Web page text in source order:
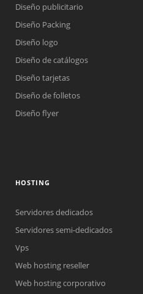
Diseño publicitario
Diseño Packing
Diseño logo
Diseño de catálogos
Diseño tarjetas
Diseño de folletos
Diseño flyer
HOSTING
Servidores dedicados
Servidores semi-dedicados
Vps
Web hosting reseller
Web hosting corporativo